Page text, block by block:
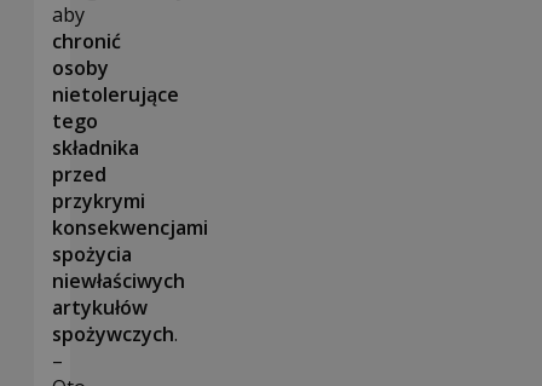
aby
chronić
osoby
nietolerujące
tego
składnika
przed
przykrymi
konsekwencjami
spożycia
niewłaściwych
artykułów
spożywczych.
–